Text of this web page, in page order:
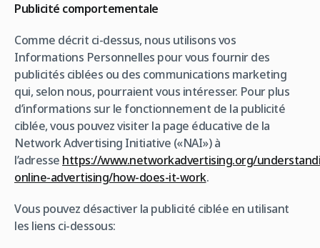
Publicité comportementale
Comme décrit ci-dessus, nous utilisons vos
Informations Personnelles pour vous fournir des
publicités ciblées ou des communications marketing
qui, selon nous, pourraient vous intéresser. Pour plus
d’informations sur le fonctionnement de la publicité
ciblée, vous pouvez visiter la page éducative de la
Network Advertising Initiative («NAI») à
l’adresse https://www.networkadvertising.org/
online-advertising/how-does-it-work.
Vous pouvez désactiver la publicité ciblée en utilisant
les liens ci-dessous: